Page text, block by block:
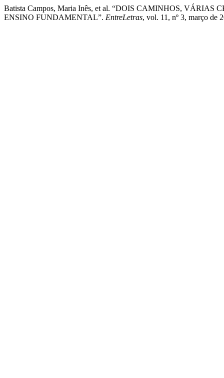
Batista Campos, Maria Inês, et al. “DOIS CAMINHOS,
ENSINO FUNDAMENTAL”. EntreLetras, vol. 11, nº 3, março de